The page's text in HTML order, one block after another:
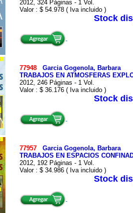
2012, 324 Páginas - 1 Vol.
Valor : $ 54.978 ( Iva incluido )
Stock
77948 Garcia Gogenola, Barbara
TRABAJOS EN ATMOSFERAS
2012, 246 Páginas - 1 Vol.
Valor : $ 36.176 ( Iva incluido )
Stock
77957 Garcia Gogenola, Barbara
TRABAJOS EN ESPACIOS
2012, 192 Páginas - 1 Vol.
Valor : $ 34.986 ( Iva incluido )
Stock